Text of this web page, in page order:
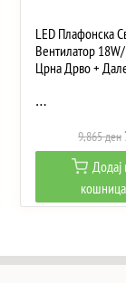
LED Плафонска
Вентилатор 18W/
Црна Дрво +
…
9,865ден
Додај
кошница